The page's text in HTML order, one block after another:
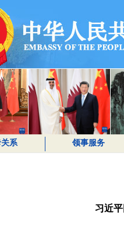
系 领事服务
习近